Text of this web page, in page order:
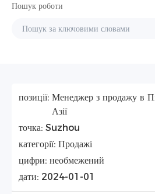
Пошук роботи
позиції: Менеджер з продажу в
Азії
точка: Suzhou
категорії: Продажі
цифри: необмежений
дати: 2024-01-01